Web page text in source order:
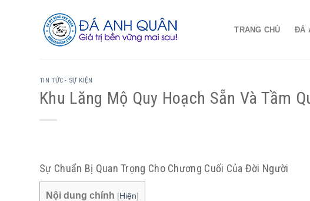
TRANG CHỦ ĐÁ
TIN TỨC - SỰ KIỆN
Khu Lăng Mộ Quy Hoạch Sẵn Và Tầm
Sự Chuẩn Bị Quan Trọng Cho Chương Cuối Của Đời Người
Nội dung chính [Hiện]